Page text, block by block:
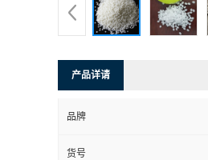
产品详请
品牌
货号